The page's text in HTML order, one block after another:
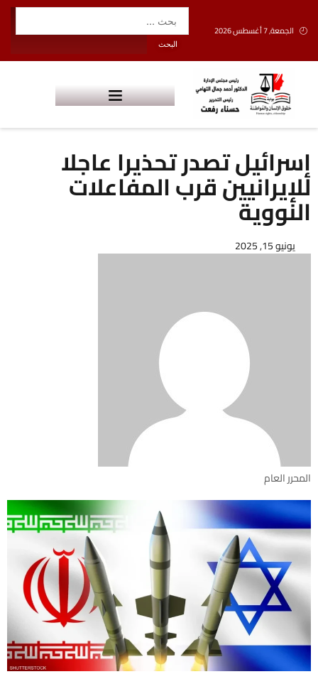
الجمعة, 7 أغسطس 2026
إسرائيل تصدر تحذيرا عاجلا
للإيرانيين قرب المفاعلات
النووية
يونيو 15, 2025
المحرر العام